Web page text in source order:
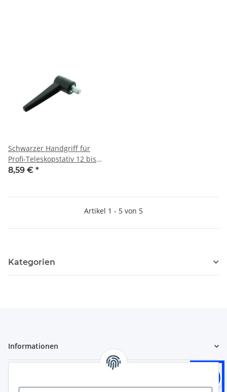
Schwarzer Handgriff für
Profi-Teleskopstativ 12 bis
275 cm
8,59 € *
Artikel 1 - 5 von 5
Kategorien
Informationen